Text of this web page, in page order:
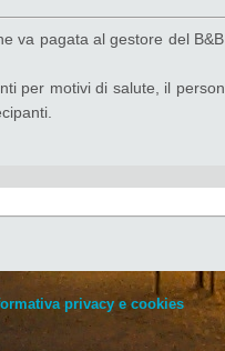
va pagata al gestore del
per motivi di salute, il
privacy e cookies